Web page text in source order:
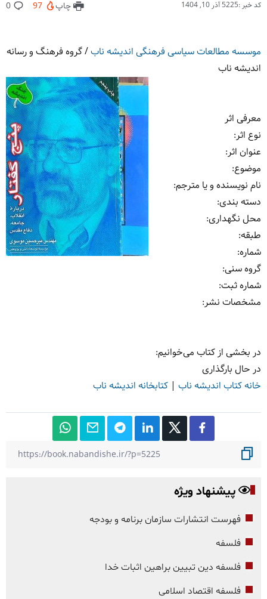
کد خبر :5225 آذر 10, 1404 چاپ 97
0
موسسه مطالعات سیاسی فرهنگی اندیشه ناب/گروه فرهنگ و رسانه
اندیشه ناب
معرفی اثر
نوع اثر:
عنوان اثر:
موضوع:
نام نویسنده و یا مترجم:
دسته بندی:
محل نگهداری:
طبقه:
شماره:
گروه سنی:
شماره ثبت:
مشخصات نشر: ‏‫
در بخشی از کتاب می‌خوانیم:
در حال بارگذاری
خانه کتاب اندیشه ناب | کتابخانه اندیشه ناب
پیشنهاد ویژه
فهرست انتشارات سازمان برنامه و بودجه
فلسفه
فلسفه دین تبیین براهین اثبات خدا
فلسفه اقتصاد اسلامی